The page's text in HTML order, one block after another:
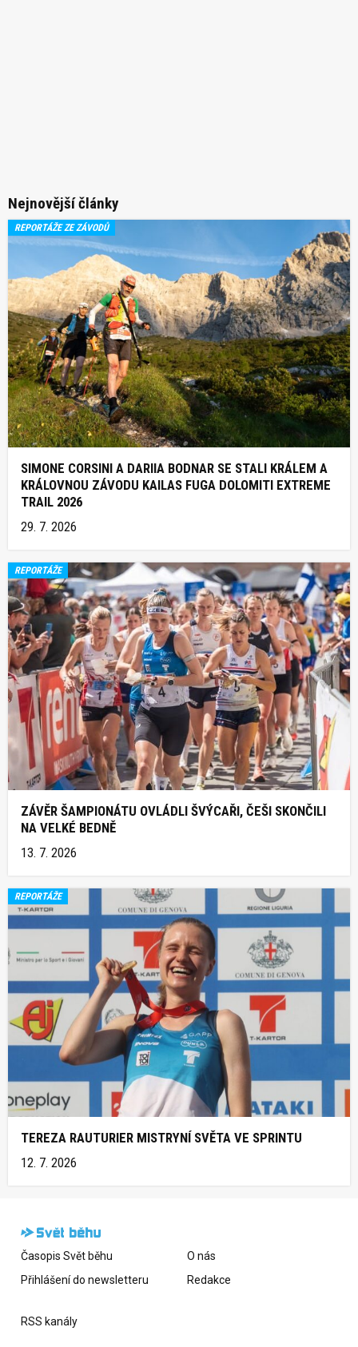
Nejnovější články
REPORTÁŽE ZE ZÁVODŮ
SIMONE CORSINI A DARIIA BODNAR SE STALI KRÁLEM A
KRÁLOVNOU ZÁVODU KAILAS FUGA DOLOMITI EXTREME
TRAIL 2026
29. 7. 2026
REPORTÁŽE
ZÁVĚR ŠAMPIONÁTU OVLÁDLI ŠVÝCAŘI, ČEŠI SKONČILI
NA VELKÉ BEDNĚ
13. 7. 2026
REPORTÁŽE
TEREZA RAUTURIER MISTRYNÍ SVĚTA VE SPRINTU
12. 7. 2026
Časopis Svět běhu
Přihlášení do newsletteru
O nás
Redakce
RSS kanály